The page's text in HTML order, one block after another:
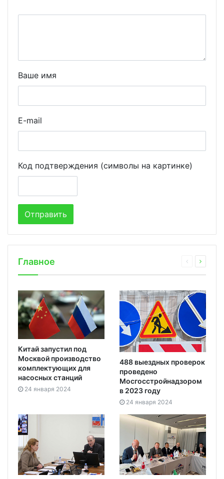
Ваше имя
E-mail
Код подтверждения (символы на картинке)
Главное
Китай запустил под
Москвой производство
комплектующих для
насосных станций
24 января 2024
488 выездных проверок
проведено
Мосгосстройнадзором
в 2023 году
24 января 2024